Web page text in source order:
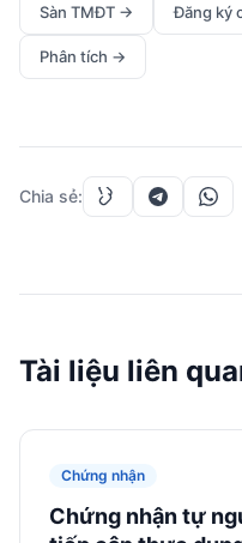
Sàn TMĐT → Đăng ký
Phân tích →
Chia sẻ:
Tài liệu liên
Chứng nhận
Chứng nhận tự